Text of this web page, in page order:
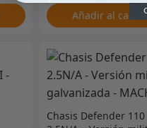
Añadir al
Chasis Defender 110